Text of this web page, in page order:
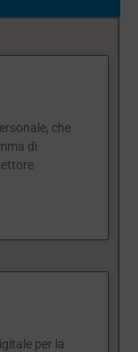
che
di
per la